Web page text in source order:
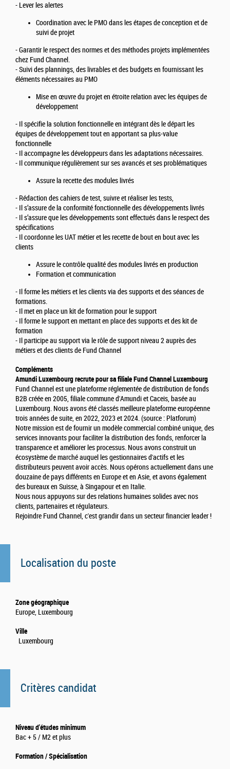
- Lever les alertes
Coordination avec le PMO dans les étapes de conception et de
suivi de projet
- Garantir le respect des normes et des méthodes projets implémentées
chez Fund Channel.
- Suivi des plannings, des livrables et des budgets en fournissant les
éléments nécessaires au PMO
Mise en œuvre du projet en étroite relation avec les équipes de
développement
- Il spécifie la solution fonctionnelle en intégrant dès le départ les
équipes de développement tout en apportant sa plus-value
fonctionnelle
- Il accompagne les développeurs dans les adaptations nécessaires.
- Il communique régulièrement sur ses avancés et ses problématiques
Assure la recette des modules livrés
- Rédaction des cahiers de test, suivre et réaliser les tests,
- Il s’assure de la conformité fonctionnelle des développements livrés
- Il s’assure que les développements sont effectués dans le respect des
spécifications
- Il coordonne les UAT métier et les recette de bout en bout avec les
clients
Assure le contrôle qualité des modules livrés en production
Formation et communication
- Il forme les métiers et les clients via des supports et des séances de
formations.
- Il met en place un kit de formation pour le support
- Il forme le support en mettant en place des supports et des kit de
formation
- Il participe au support via le rôle de support niveau 2 auprès des
métiers et des clients de Fund Channel
Compléments
Amundi Luxembourg recrute pour sa filiale Fund Channel Luxembourg
Fund Channel est une plateforme réglementée de distribution de fonds
B2B créée en 2005, filiale commune d'Amundi et Caceis, basée au
Luxembourg. Nous avons été classés meilleure plateforme européenne
trois années de suite, en 2022, 2023 et 2024. (source : Platforum)
Notre mission est de fournir un modèle commercial combiné unique, des
services innovants pour faciliter la distribution des fonds, renforcer la
transparence et améliorer les processus. Nous avons construit un
écosystème de marché auquel les gestionnaires d'actifs et les
distributeurs peuvent avoir accès. Nous opérons actuellement dans une
douzaine de pays différents en Europe et en Asie, et avons également
des bureaux en Suisse, à Singapour et en Italie.
Nous nous appuyons sur des relations humaines solides avec nos
clients, partenaires et régulateurs.
Rejoindre Fund Channel, c'est grandir dans un secteur financier leader !
Localisation du poste
Zone géographique
Europe, Luxembourg
Ville
Luxembourg
Critères candidat
Niveau d'études minimum
Bac + 5 / M2 et plus
Formation / Spécialisation